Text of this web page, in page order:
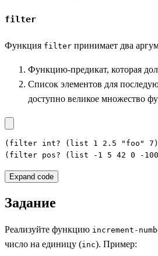
filter
Функция filter принимает два
Функцию-предикат, которая
Список элементов для
доступно великое множество
(filter int? (list 1 2.5 "foo"
(filter pos? (list -1 5 42 0 -
Expand code
Задание
Реализуйте функцию increment-
число на единицу (inc). Пример: